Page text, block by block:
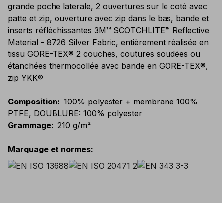
grande poche laterale, 2 ouvertures sur le coté avec
patte et zip, ouverture avec zip dans le bas, bande et
inserts réfléchissantes 3M™ SCOTCHLITE™ Reflective
Material - 8726 Silver Fabric, entièrement réalisée en
tissu GORE-TEX® 2 couches, coutures soudées ou
étanchées thermocollée avec bande en GORE-TEX®,
zip YKK®
Composition: 100% polyester + membrane 100%
PTFE, DOUBLURE: 100% polyester
Grammage: 210 g/m²
Marquage et normes: